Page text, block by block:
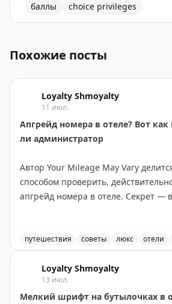
баллы
choice privileges
Похожие посты
Loyalty Shmoyalty
11 июл.
Апгрейд номера в отеле? Вот как
ли администратор
Автор Your Mileage May Vary
способом проверить,
апгрейд номера в отеле. Секрет —
позволяет увидеть, где ваш номер
иерархии отеля. В бюджетных
Hampton Inn) апгрейд часто
несколько дополнительных футов
высокий этаж. В старых отелях с
путешествия советы люкс отели
Loyalty Shmoyalty
13 июл.
Мелкий шрифт на бутылочках в